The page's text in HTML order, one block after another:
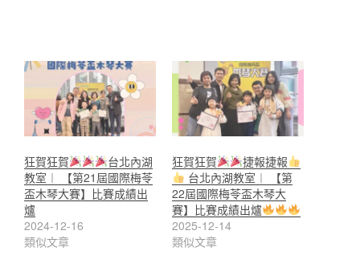
狂賀狂賀
台北內湖
教室︱ 【第21屆國際梅苓
盃木琴大賽】比賽成績出
爐
2024-12-16
類似文章
狂賀狂賀
捷報捷報
台北內湖教室︱ 【第
22屆國際梅苓盃木琴大
賽】比賽成績出爐
2025-12-14
類似文章